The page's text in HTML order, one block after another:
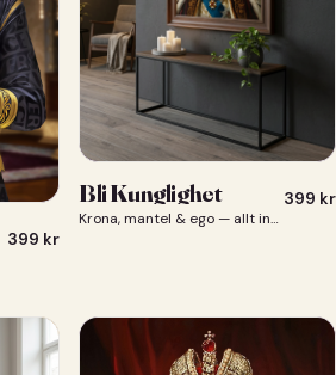
399 kr
Bli Kunglighet
Krona, mantel & ego — allt ingår 👑
399 kr